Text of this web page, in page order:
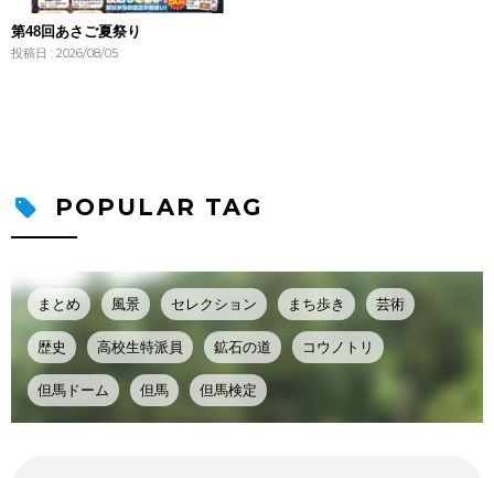
第48回あさご夏祭り
投稿日 : 2026/08/05
POPULAR TAG
まとめ 風景 セレクション まち歩き 芸術
歴史 高校生特派員 鉱石の道 コウノトリ
但馬ドーム 但馬 但馬検定